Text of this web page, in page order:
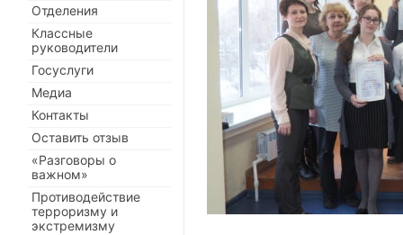
Отделения
Классные
руководители
Госуслуги
Медиа
Контакты
Оставить отзыв
«Разговоры о
важном»
Противодействие
терроризму и
экстремизму